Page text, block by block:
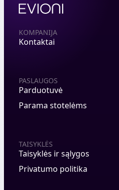
KOMPANIJA
Kontaktai
PASLAUGOS
Parduotuvė
Parama stotelėms
TAISYKLĖS
Taisyklės ir sąlygos
Privatumo politika